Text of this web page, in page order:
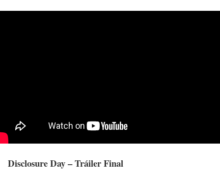
Disclosure Day – Tráiler Final